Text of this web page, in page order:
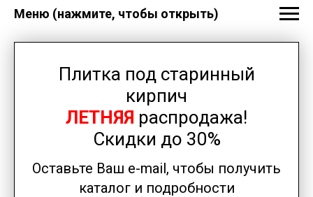
Меню (нажмите, чтобы открыть)
Плитка под старинный
кирпич
ЛЕТНЯЯ распродажа!
Скидки до 30%
Оставьте Ваш e-mail, чтобы получить
каталог и подробности